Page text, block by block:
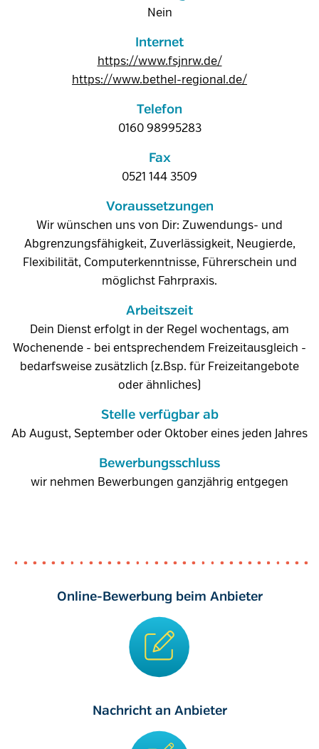
Nein
Internet
https://www.fsjnrw.de/
https://www.bethel-regional.de/
Telefon
0160 98995283
Fax
0521 144 3509
Voraussetzungen
Wir wünschen uns von Dir: Zuwendungs- und
Abgrenzungsfähigkeit, Zuverlässigkeit, Neugierde,
Flexibilität, Computerkenntnisse, Führerschein und
möglichst Fahrpraxis.
Arbeitszeit
Dein Dienst erfolgt in der Regel wochentags, am
Wochenende - bei entsprechendem Freizeitausgleich -
bedarfsweise zusätzlich (z.Bsp. für Freizeitangebote
oder ähnliches)
Stelle verfügbar ab
Ab August, September oder Oktober eines jeden Jahres
Bewerbungsschluss
wir nehmen Bewerbungen ganzjährig entgegen
Online-Bewerbung beim Anbieter
Nachricht an Anbieter